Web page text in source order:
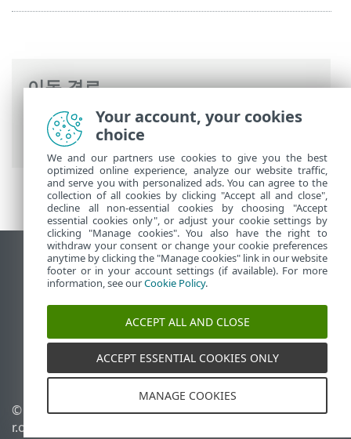
이동 경로
ESET 온라인 도움말>ESET Mail Security>
사양> Exchange Server 역할
데스크톱 사이트 보기
End of Life
ESET 지식 베이스
ESET Status Portal
국가별 지원
© 1992-2026ESET, spol. s
r.o. - All rights reserved.
쿠키 관리
Your account, your cookies
choice
We and our partners use cookies to give you the best
optimized online experience, analyze our website traffic,
and serve you with personalized ads. You can agree to the
collection of all cookies by clicking "Accept all and close",
decline all non-essential cookies by choosing "Accept
essential cookies only", or adjust your cookie settings by
clicking "Manage cookies". You also have the right to
withdraw your consent or change your cookie preferences
anytime by clicking the "Manage cookies" link in our website
footer or in your account settings (if available). For more
information, see ourCookie Policy.
ACCEPT ALL AND CLOSE
ACCEPT ESSENTIAL COOKIES ONLY
MANAGE COOKIES